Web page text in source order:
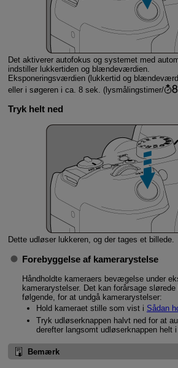
Det aktiverer autofokus og systemet med
indstiller lukkertiden og blændeværdien.
Eksponeringsværdien (lukkertid og
eller i søgeren i ca. 8 sek. (lysmålingstimer/
Tryk helt ned
Dette udløser lukkeren, og der tages et billede.
Forebyggelse af kamerarystelse
Håndholdte kameraers bevægelse under
kamerarystelser. Det kan forårsage
følgende, for at undgå kamerarystelser:
Hold kameraet stille som vist i Sådan
Tryk udløserknappen halvt ned for at
derefter langsomt udløserknappen helt i
Bemærk